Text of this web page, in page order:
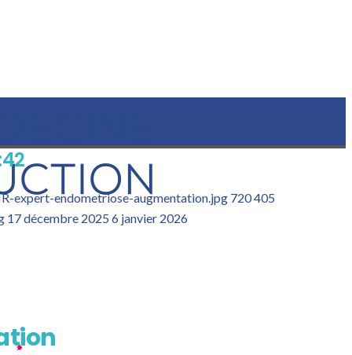
expert-endometriose-augmentation.jpg 720405
17 décembre 2025 6 janvier 2026